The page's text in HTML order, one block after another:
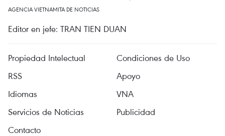
AGENCIA VIETNAMITA DE NOTICIAS
Editor en jefe: TRAN TIEN DUAN
Propiedad Intelectual
Condiciones de Uso
RSS
Apoyo
Idiomas
VNA
Servicios de Noticias
Publicidad
Contacto